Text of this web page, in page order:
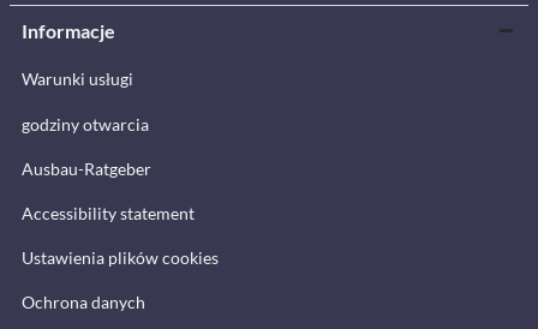
Informacje
Warunki usługi
godziny otwarcia
Ausbau-Ratgeber
Accessibility statement
Ustawienia plików cookies
Ochrona danych